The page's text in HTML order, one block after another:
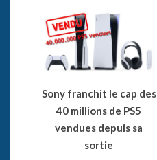
Sony franchit le cap des
40 millions de PS5
vendues depuis sa
sortie